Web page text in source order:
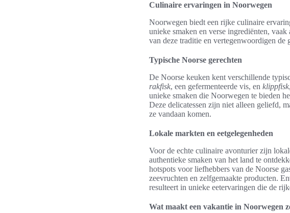
Culinaire ervaringen in Noorwegen
Noorwegen biedt een rijke culinaire
unieke smaken en verse ingrediënten,
van deze traditie en vertegenwoordigen de
Typische Noorse gerechten
De Noorse keuken kent verschillende
rakfisk, een gefermenteerde vis, en klippfisk
unieke smaken die Noorwegen te bieden
Deze delicatessen zijn niet alleen geliefd,
ze vandaan komen.
Lokale markten en eetgelegenheden
Voor de echte culinaire avonturier zijn
authentieke smaken van het land te
hotspots voor liefhebbers van de Noorse
zeevruchten en zelfgemaakte producten.
resulteert in unieke eetervaringen die de
Wat maakt een vakantie in Noorwegen